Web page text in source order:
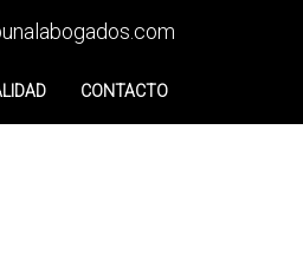
CONTACTO